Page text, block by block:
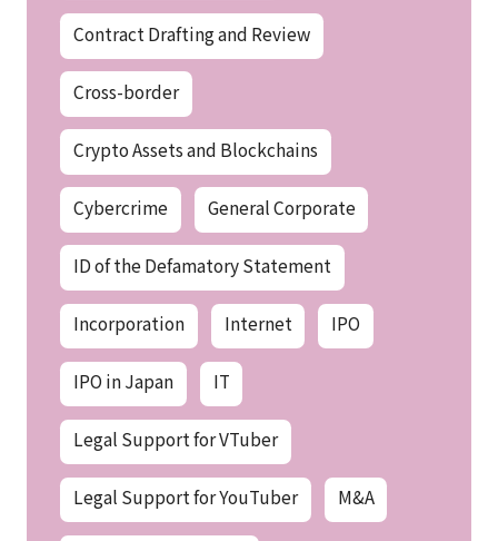
Contract Drafting and Review
Cross-border
Crypto Assets and Blockchains
Cybercrime General Corporate
ID of the Defamatory Statement
Incorporation Internet IPO
IPO in Japan IT
Legal Support for VTuber
Legal Support for YouTuber M&A